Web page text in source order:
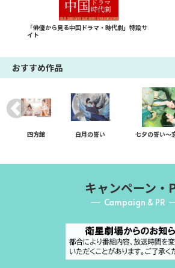
「俳優から見る中国ドラマ・時代劇」特設サ
イト
おすすめ作品
四方館 白月の誓い 七夕の誓い～
キャンペーン・
Campaign & PR